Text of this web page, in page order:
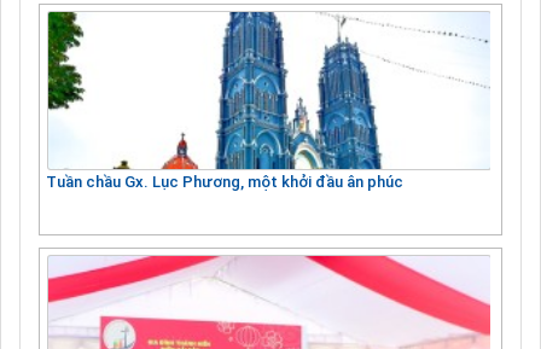
Tuần chầu Gx. Lục Phương, một khởi đầu ân phúc